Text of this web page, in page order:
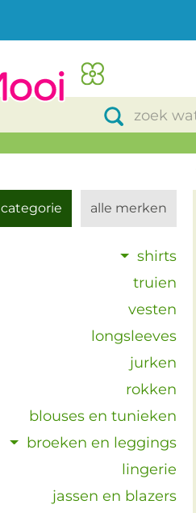
categorie
shirts
truien
vesten
longsleeves
jurken
rokken
blouses en tunieken
broeken en leggings
lingerie
jassen en blazers
alle merken